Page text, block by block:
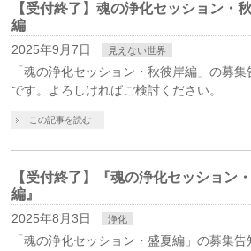
【受付終了】魂の浄化セッション・
編
2025年9月7日 見えない世界
「魂の浄化セッション・秋彼岸編」の募集
です。よろしければご検討ください。
この記事を読む
【受付終了】『魂の浄化セッション
編』
2025年8月3日 浄化
「魂の浄化セッション・盛夏編」の募集告